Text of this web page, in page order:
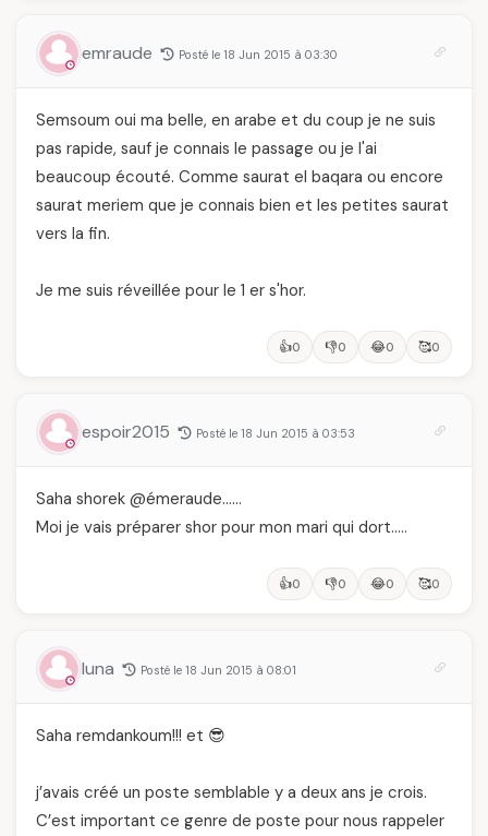
emraude Posté le 18 Jun 2015 à 03:30
Semsoum oui ma belle, en arabe et du coup je ne suis
pas rapide, sauf je connais le passage ou je l'ai
beaucoup écouté. Comme saurat el baqara ou encore
saurat meriem que je connais bien et les petites saurat
vers la fin.
Je me suis réveillée pour le 1 er s'hor.
👍0 👎0 😂0 🥰0
espoir2015 Posté le 18 Jun 2015 à 03:53
Saha shorek @émeraude……
Moi je vais préparer shor pour mon mari qui dort…..
👍0 👎0 😂0 🥰0
luna Posté le 18 Jun 2015 à 08:01
Saha remdankoum!!! et 😎
j’avais créé un poste semblable y a deux ans je crois.
C’est important ce genre de poste pour nous rappeler